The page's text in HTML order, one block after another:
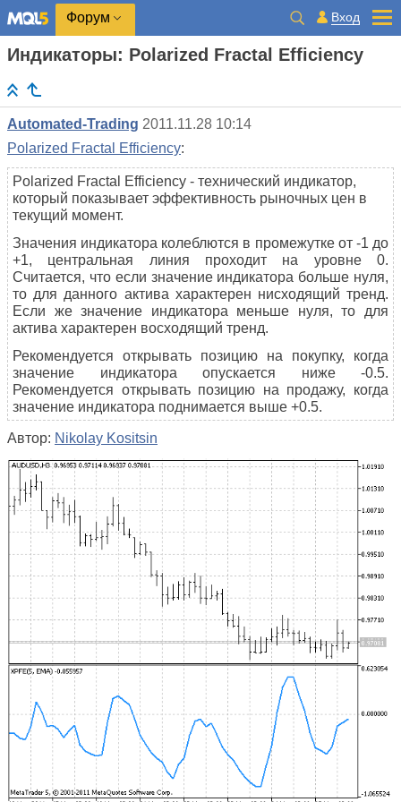
Форум Вход
Индикаторы: Polarized Fractal Efficiency
Automated-Trading 2011.11.28 10:14
Polarized Fractal Efficiency:
Polarized Fractal Efficiency - технический индикатор,
который показывает эффективность рыночных цен в
текущий момент.
Значения индикатора колеблются в промежутке от -1 до
+1, центральная линия проходит на уровне 0.
Считается, что если значение индикатора больше нуля,
то для данного актива характерен нисходящий тренд.
Если же значение индикатора меньше нуля, то для
актива характерен восходящий тренд.
Рекомендуется открывать позицию на покупку, когда
значение индикатора опускается ниже -0.5.
Рекомендуется открывать позицию на продажу, когда
значение индикатора поднимается выше +0.5.
Автор: Nikolay Kositsin